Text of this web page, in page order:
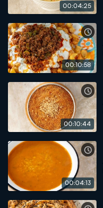
00:04:25
00:10:58
00:10:44
00:04:13